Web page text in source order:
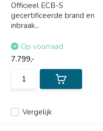
Officieel ECB-S
gecertificeerde brand en
inbraak...
Vergelijk
Op voorraad
7.799,-